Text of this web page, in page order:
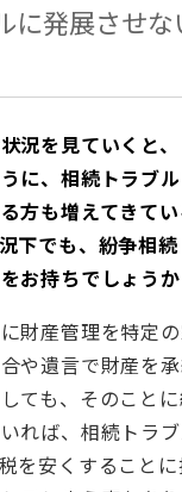
に発展させ
を見ていくと、
に、相続トラブル
方も増えてきて
下でも、紛争相
お持ちでしょうか
財産管理を特定
や遺言で財産を
ても、そのこと
れば、相続トラ
を安くすること